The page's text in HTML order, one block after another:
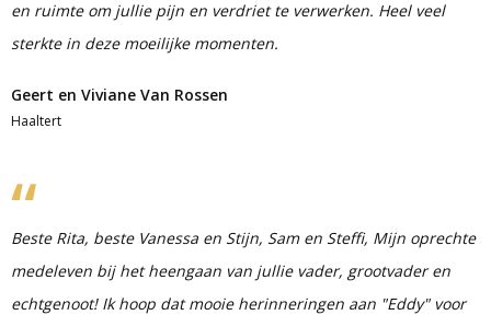
en ruimte om jullie pijn en verdriet te verwerken. Heel veel
sterkte in deze moeilijke momenten.
Geert en Viviane Van Rossen
Haaltert
Beste Rita, beste Vanessa en Stijn, Sam en Steffi, Mijn oprechte
medeleven bij het heengaan van jullie vader, grootvader en
echtgenoot! Ik hoop dat mooie herinneringen aan "Eddy" voor